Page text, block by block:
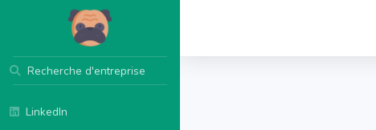
Recherche d'entreprise
LinkedIn